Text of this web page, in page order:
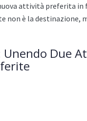
attività preferita in
non è la destinazione,
Unendo Due